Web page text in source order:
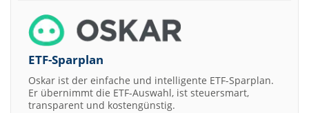
ETF-Sparplan
Oskar ist der einfache und intelligente ETF-Sparplan.
Er übernimmt die ETF-Auswahl, ist steuersmart,
transparent und kostengünstig.